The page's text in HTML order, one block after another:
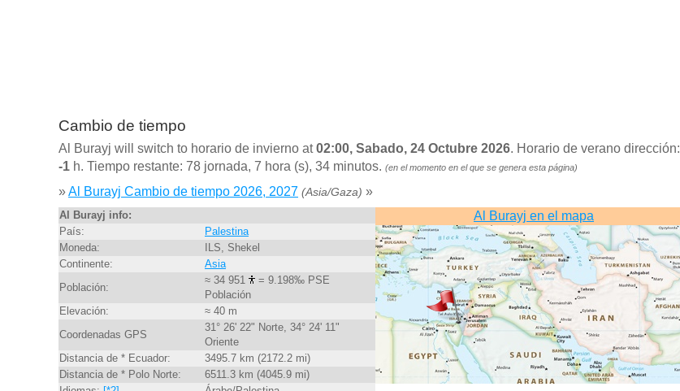
Cambio de tiempo
Al Burayj will switch to horario de invierno at02:00, Sabado, 24 Octubre 2026. Horario de verano dirección:
-1 h. Tiempo restante: 78 jornada, 7 hora (s), 34 minutos. (en el momento en el que se genera esta página)
»Al Burayj Cambio de tiempo 2026, 2027 (Asia/Gaza) »
Al Burayj info:
País:
Palestina
Moneda:
ILS, Shekel
Continente:
Asia
Población:
≈ 34 951
= 9.198‰ PSE
Población
Elevación:
≈ 40 m
Coordenadas GPS
31° 26' 22" Norte, 34° 24' 11"
Oriente
Distancia de * Ecuador:
3495.7 km (2172.2 mi)
Distancia de * Polo Norte:
6511.3 km (4045.9 mi)
Al Burayj en el mapa